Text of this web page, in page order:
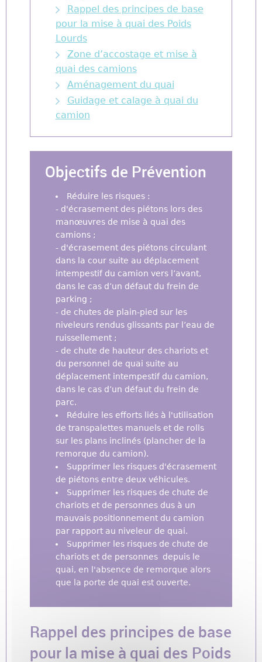
Rappel des principes de base
pour la mise à quai des Poids
Lourds
Zone d’accostage et mise à
quai des camions
Aménagement du quai
Guidage et calage à quai du
camion
Objectifs de Prévention
Réduire les risques :
- d'écrasement des piétons lors des
manœuvres de mise à quai des
camions ;
- d'écrasement des piétons circulant
dans la cour suite au déplacement
intempestif du camion vers l’avant,
dans le cas d’un défaut du frein de
parking ;
- de chutes de plain-pied sur les
niveleurs rendus glissants par l’eau de
ruissellement ;
- de chute de hauteur des chariots et
du personnel de quai suite au
déplacement intempestif du camion,
dans le cas d’un défaut du frein de
parc.
Réduire les efforts liés à l'utilisation
de transpalettes manuels et de rolls
sur les plans inclinés (plancher de la
remorque du camion).
Supprimer les risques d'écrasement
de piétons entre deux véhicules.
Supprimer les risques de chute de
chariots et de personnes dus à un
mauvais positionnement du camion
par rapport au niveleur de quai.
Supprimer les risques de chute de
chariots et de personnes depuis le
quai, en l'absence de remorque alors
que la porte de quai est ouverte.
Rappel des principes de base
pour la mise à quai des Poids